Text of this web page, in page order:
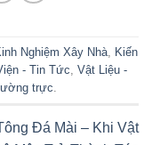
Nghiệm Xây Nhà,
Kiến
- Tin Tức Vật Liệu -
trực
Đá Mài – Khi Vật